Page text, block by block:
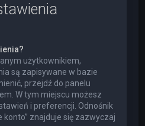
użytkownikiem,
są zapisywane w bazie
przejdź do panelu
W tym miejscu możesz
i preferencji. Odnośnik
konto” znajduje się zazwyczaj